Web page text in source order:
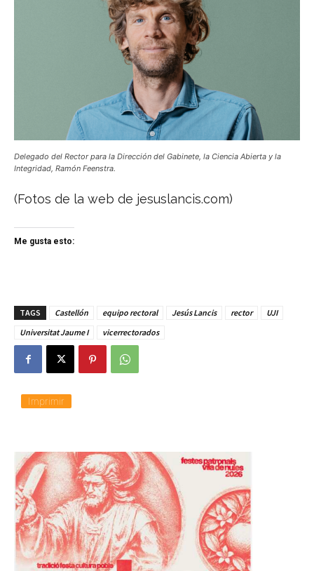
Delegado del Rector para la Dirección del Gabinete, la Ciencia Abierta y la
Integridad, Ramón Feenstra.
(Fotos de la web de jesuslancis.com)
Me gusta esto:
TAGS Castellón equipo rectoral Jesús Lancis rector
UJI
Universitat Jaume I
vicerrectorados
Imprimir